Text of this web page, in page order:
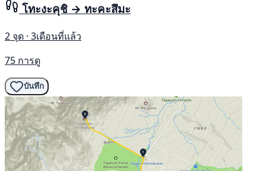
โทะงะคุชิ → ทะคะสึมะ
2 จุด · 3เดือนที่แล้ว
75 การดู
บันทึก